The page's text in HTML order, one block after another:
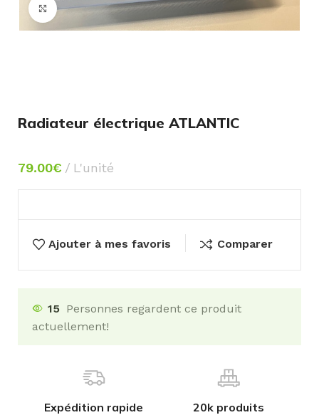
Agrandir
Radiateur électrique ATLANTIC
79.00€ L'unité
Ajouter à mes favoris Comparer
15 Personnes regardent ce produit
actuellement!
Expédition rapide 20k produits